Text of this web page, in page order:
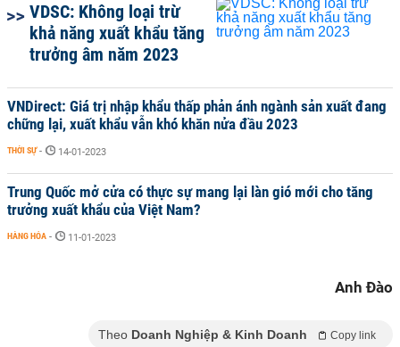
VDSC: Không loại trừ
khả năng xuất khẩu tăng
trưởng âm năm 2023
VNDirect: Giá trị nhập khẩu thấp phản ánh ngành sản xuất đang
chững lại, xuất khẩu vẫn khó khăn nửa đầu 2023
THỜI SỰ - 14-01-2023
Trung Quốc mở cửa có thực sự mang lại làn gió mới cho tăng
trưởng xuất khẩu của Việt Nam?
HÀNG HÓA - 11-01-2023
Anh Đào
Theo Doanh Nghiệp & Kinh Doanh Copy link